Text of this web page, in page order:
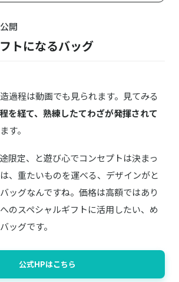
開
トになるバッグ
過程は動画でも見られます。見てみる
を経て、熟練したてわざが発揮されて
す。
限定、と遊び心でコンセプトは決まっ
、重たいものを運べる、デザインがと
ッグなんですね。価格は高額ではあり
のスペシャルギフトに活用したい、め
ッグです。
公式HPはこちら